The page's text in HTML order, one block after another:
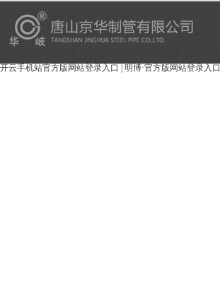
开云手机站官方版网站登录入口 明博·官方版网站登录入口